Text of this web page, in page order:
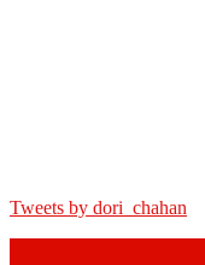
Tweets by dori_chahan